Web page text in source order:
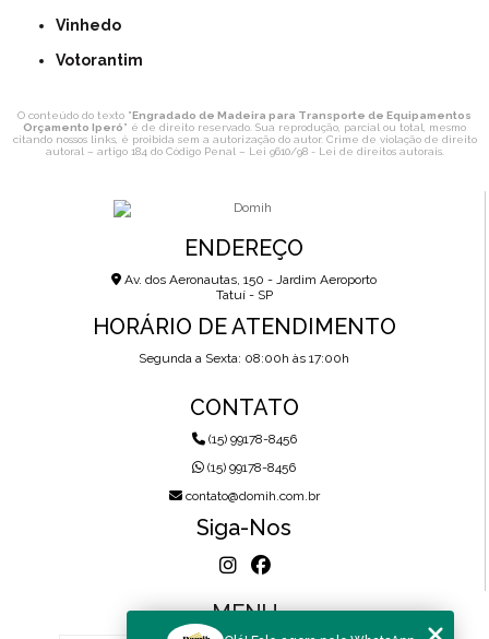
Vinhedo
Votorantim
O conteúdo do texto "Engradado de Madeira para Transporte de Equipamentos
Orçamento Iperó" é de direito reservado. Sua reprodução, parcial ou total, mesmo
citando nossos links, é proibida sem a autorização do autor. Crime de violação de direito
autoral – artigo 184 do Código Penal – Lei 9610/98 - Lei de direitos autorais.
ENDEREÇO
Av. dos Aeronautas, 150 - Jardim Aeroporto
Tatuí - SP
HORÁRIO DE ATENDIMENTO
Segunda a Sexta: 08:00h às 17:00h
CONTATO
(15) 99178-8456
(15) 99178-8456
contato@domih.com.br
Siga-Nos
MENU